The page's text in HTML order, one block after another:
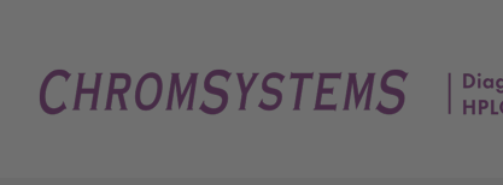
springen